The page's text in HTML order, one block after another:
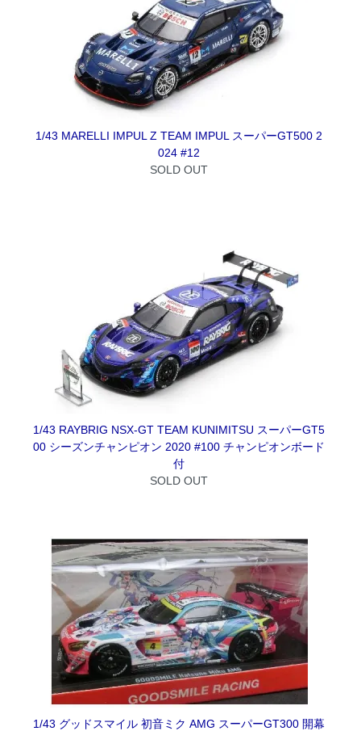
1/43 MARELLI IMPUL Z TEAM IMPUL スーパーGT500 2
024 #12
SOLD OUT
1/43 RAYBRIG NSX-GT TEAM KUNIMITSU スーパーGT5
00 シーズンチャンピオン 2020 #100 チャンピオンボード
付
SOLD OUT
1/43 グッドスマイル 初音ミク AMG スーパーGT300 開幕